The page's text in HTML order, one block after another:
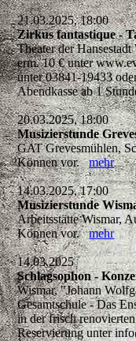
21.03.2025, 18:00
Zirkus fantastique -
Theater der
erm. 10 € unter
unter 03841-19433
Abendkasse ab 1
20.03.2025, 18:00
Musizierstunde
GAT Grevesmühlen,
Können vor.mehr
14.03.2025, 17:00
Musizierstunde
Arbeitsstätte Wismar,
Können vor.mehr
14.03.2025
Schlagsophon -
Wismar, "Johann
Gesamtschule - Das
in der frisch
Reservierung unter